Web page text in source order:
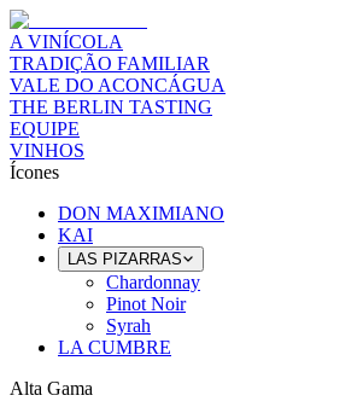
A VINÍCOLA
TRADIÇÃO FAMILIAR
VALE DO ACONCÁGUA
THE BERLIN TASTING
EQUIPE
VINHOS
Ícones
DON MAXIMIANO
KAI
LAS PIZARRAS
Chardonnay
Pinot Noir
Syrah
LA CUMBRE
Alta Gama